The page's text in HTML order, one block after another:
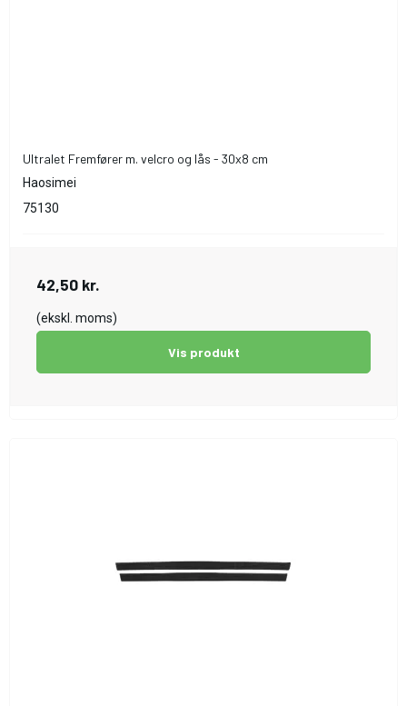
Ultralet Fremfører m. velcro og lås - 30x8 cm
Haosimei
75130
42,50 kr.
(ekskl. moms)
Vis produkt